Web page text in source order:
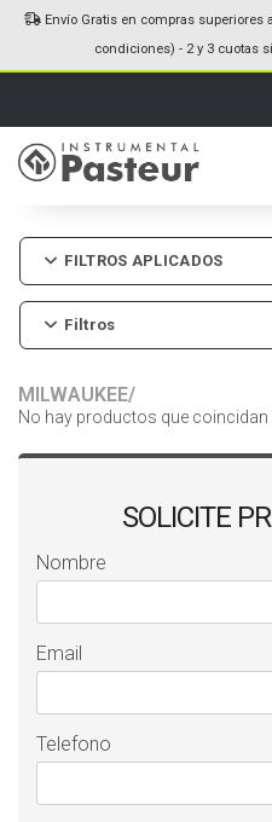
Envío Gratis en compras superiores
condiciones) - 2 y 3 cuotas
FILTROS APLICADOS
Filtros
MILWAUKEE/
No hay productos que
SOLICITE
Nombre
Email
Telefono